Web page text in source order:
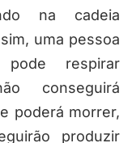
na cadeia
uma pessoa
pode respirar
conseguirá
poderá morrer,
produzir